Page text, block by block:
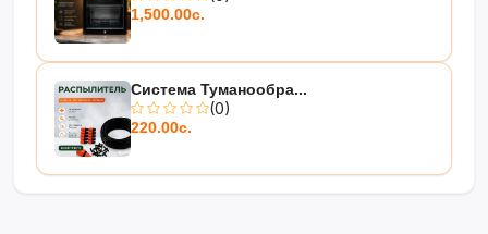
1,500.00с.
Система Туманообра...
(0)
220.00с.